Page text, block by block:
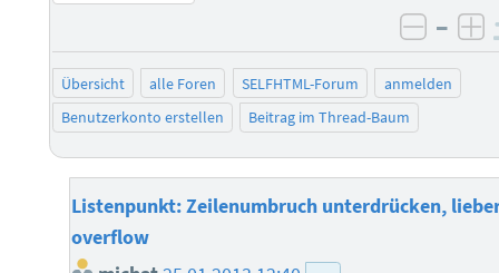
–
Übersicht alle Foren SELFHTML-Forum
anmelden
Benutzerkonto erstellen
Beitrag im Thread-Baum
Listenpunkt: Zeilenumbruch unterdrücken,
overflow